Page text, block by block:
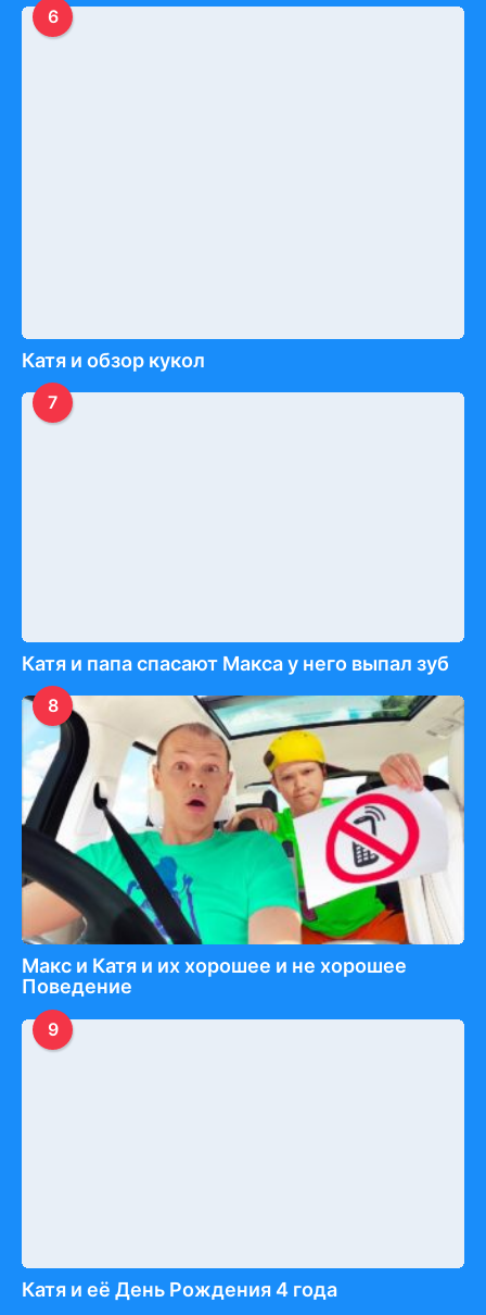
6
Катя и обзор кукол
7
Катя и папа спасают Макса у него выпал зуб
8
Макс и Катя и их хорошее и не хорошее
Поведение
9
Катя и её День Рождения 4 года